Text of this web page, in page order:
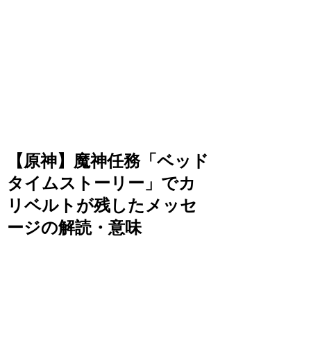
【原神】魔神任務「ベッド
タイムストーリー」でカ
リベルトが残したメッセ
ージの解読・意味